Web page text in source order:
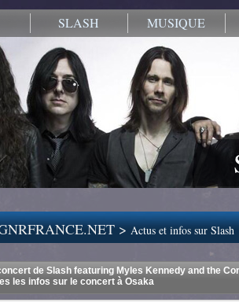
SLASH MUSIQUE
>Actus et infos sur Slash
de Slash featuring Myles Kennedy and the
les infos sur le concert à Osaka